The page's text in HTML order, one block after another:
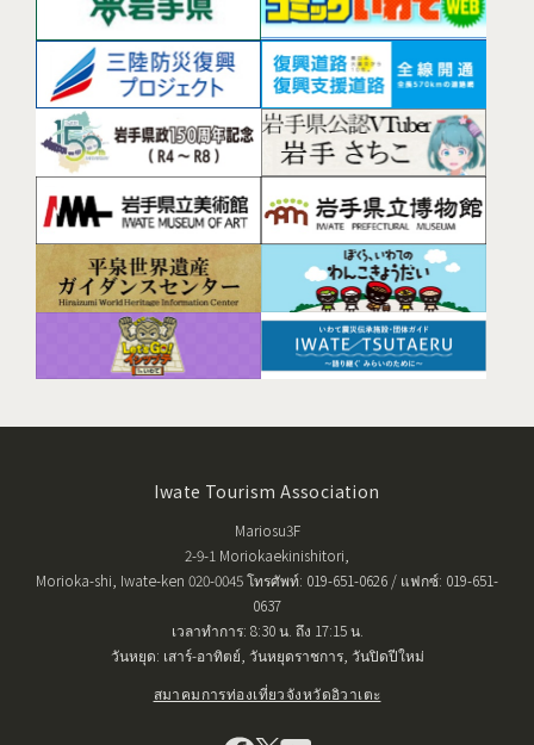
Iwate Tourism Association
Mariosu3F
2-9-1 Moriokaekinishitori,
Morioka-shi, Iwate-ken 020-0045 โทรศัพท์: 019-651-0626 / แฟกซ์: 019-651-
0637
เวลาทำการ: 8:30 น. ถึง 17:15 น.
วันหยุด: เสาร์-อาทิตย์, วันหยุดราชการ, วันปิดปีใหม่
สมาคมการท่องเที่ยวจังหวัดอิวาเตะ